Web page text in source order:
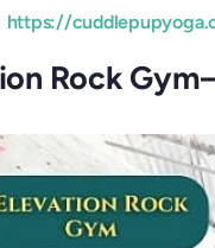
https://
Rock